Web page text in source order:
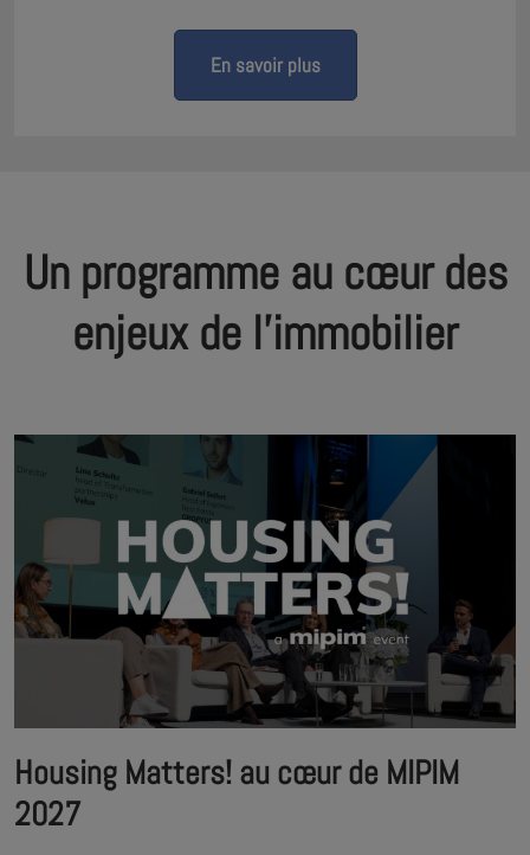
En savoir plus
Un programme au cœur des
enjeux de l'immobilier
Housing Matters! au cœur de MIPIM
2027